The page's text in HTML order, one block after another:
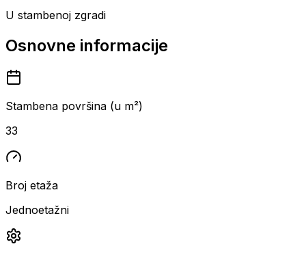
U stambenoj zgradi
Osnovne informacije
Stambena površina (u m²)
33
Broj etaža
Jednoetažni